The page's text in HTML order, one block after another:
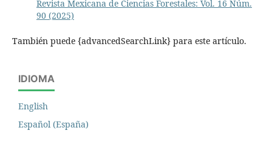
Revista Mexicana de Ciencias Forestales: Vol. 16 Núm.
90 (2025)
También puede {advancedSearchLink} para este artículo.
IDIOMA
English
Español (España)